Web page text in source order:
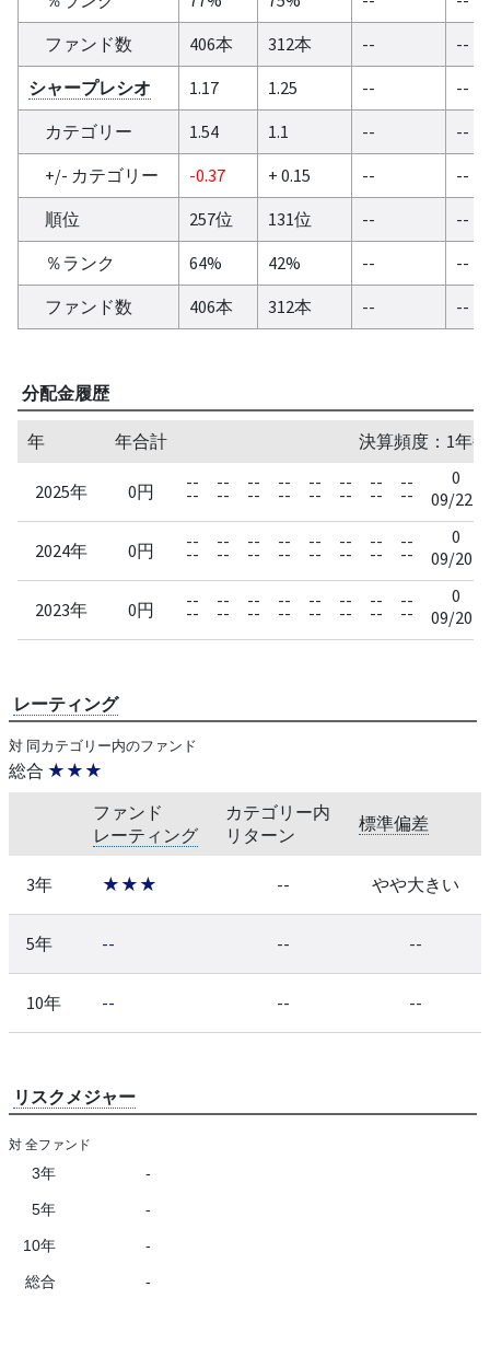
ファンド数
406本 312本 --
--
シャープレシオ
1.17 1.25 --
--
カテゴリー
1.54 1.1 --
--
+/- カテゴリー
-0.37 + 0.15 --
--
順位
257位 131位 --
--
％ランク
64% 42% --
--
ファンド数
406本 312本 -- --
分配金履歴
年 年合計 決算頻度：1年
2025年 0円 --
--
--
--
--
--
--
--
--
--
--
--
--
--
--
--
0
09/22
2024年 0円 --
--
--
--
--
--
--
--
--
--
--
--
--
--
--
--
0
09/20
2023年 0円 --
--
--
--
--
--
--
--
--
--
--
--
--
--
--
--
0
09/20
レーティング
対 同カテゴリー内のファンド
総合 ★★★
ファンド
レーティング
カテゴリー内
リターン
標準偏差
3年 ★★★ -- やや大きい
5年 -- -- --
10年 -- -- --
リスクメジャー
対 全ファンド
3年 -
5年 -
10年 -
総合 -